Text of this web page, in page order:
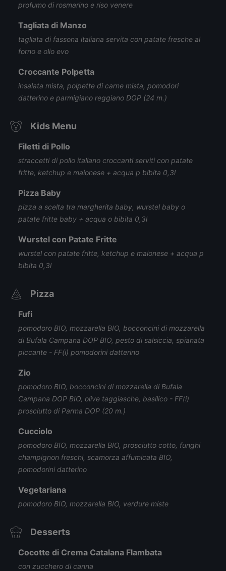
profumo di rosmarino e riso venere
Tagliata di Manzo
tagliata di fassona italiana servita con patate fresche al
forno e olio evo
Croccante Polpetta
insalata mista, polpette di carne mista, pomodori
datterino e parmigiano reggiano DOP (24 m.)
Kids Menu
Filetti di Pollo
straccetti di pollo italiano croccanti serviti con patate
fritte, ketchup e maionese + acqua p bibita 0,3l
Pizza Baby
pizza a scelta tra margherita baby, wurstel baby o
patate fritte baby + acqua o bibita 0,3l
Wurstel con Patate Fritte
wurstel con patate fritte, ketchup e maionese + acqua p
bibita 0,3l
Pizza
Fufi
pomodoro BIO, mozzarella BIO, bocconcini di mozzarella
di Bufala Campana DOP BIO, pesto di salsiccia, spianata
piccante - FF(i) pomodorini datterino
Zio
pomodoro BIO, bocconcini di mozzarella di Bufala
Campana DOP BIO, olive taggiasche, basilico - FF(i)
prosciutto di Parma DOP (20 m.)
Cucciolo
pomodoro BIO, mozzarella BIO, prosciutto cotto, funghi
champignon freschi, scamorza affumicata BIO,
pomodorini datterino
Vegetariana
pomodoro BIO, mozzarella BIO, verdure miste
Desserts
Cocotte di Crema Catalana Flambata
con zucchero di canna